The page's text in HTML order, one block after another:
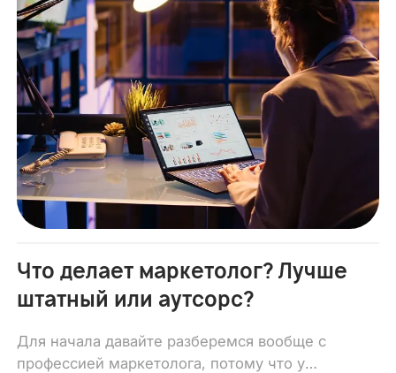
Что делает маркетолог? Лучше
штатный или аутсорс?
Для начала давайте разберемся вообще с
профессией маркетолога, потому что у